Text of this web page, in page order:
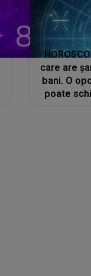
care are
bani. O
poate